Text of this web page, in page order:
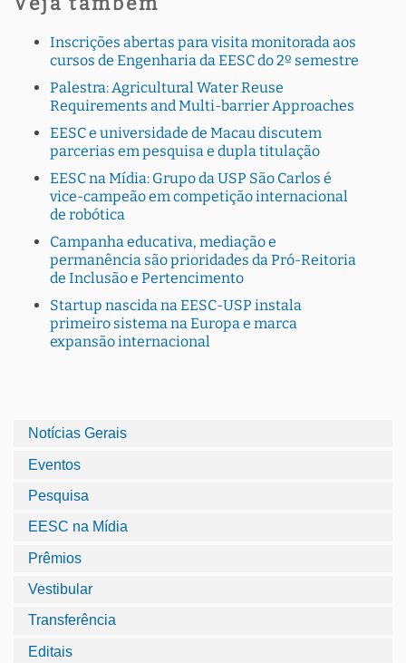
Inscrições abertas para visita monitorada aos
cursos de Engenharia da EESC do 2º semestre
Palestra: Agricultural Water Reuse
Requirements and Multi-barrier Approaches
EESC e universidade de Macau discutem
parcerias em pesquisa e dupla titulação
EESC na Mídia: Grupo da USP São Carlos é
vice-campeão em competição internacional
de robótica
Campanha educativa, mediação e
permanência são prioridades da Pró-Reitoria
de Inclusão e Pertencimento
Startup nascida na EESC-USP instala
primeiro sistema na Europa e marca
expansão internacional
Notícias Gerais
Eventos
Pesquisa
EESC na Mídia
Prêmios
Vestibular
Transferência
Editais